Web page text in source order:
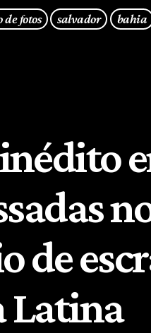
de fotos salvador bahia
de
Latina